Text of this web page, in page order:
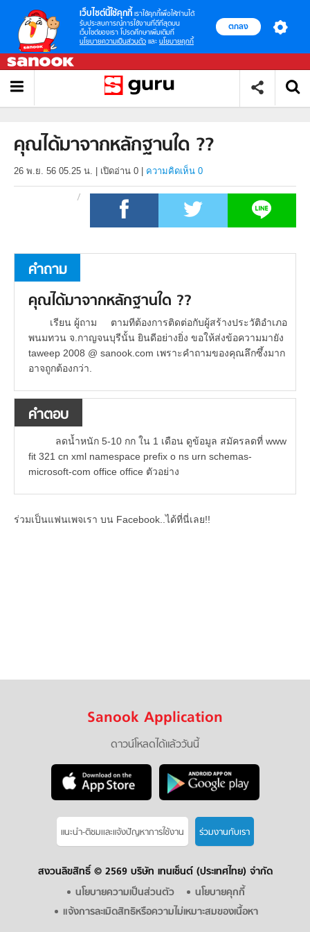
เว็บไซต์นี้ใช้คุกกี้ เราใช้คุกกี้เพื่อให้ท่านได้
รับประสบการณ์การใช้งานที่ดีที่สุดบน
เว็บไซต์ของเรา โปรดศึกษาเพิ่มเติมที่
นโยบายความเป็นส่วนตัว และ นโยบายคุกกี้
ตกลง
คุณได้มาจากหลักฐานใด ??
26 พ.ย. 56 05.25 น. เปิดอ่าน 0 ความคิดเห็น 0
คำถาม
คุณได้มาจากหลักฐานใด ??
เรียน ผู้ถาม ตามทีต้องการติดต่อกับผู้สร้างประวัติอำเภอ
พนมทวน จ.กาญจนบุรีนั้น ยินดีอย่างยิ่ง ขอให้ส่งข้อความมายัง
taweep 2008 @ sanook.com เพราะคำถามของคุณลึกซึ้งมาก
อาจถูกต้องกว่า.
คำตอบ
ลดน้ำหนัก 5-10 กก ใน 1 เดือน ดูข้อมูล สมัครลดที่ www
fit 321 cn xml namespace prefix o ns urn schemas-
microsoft-com office office ตัวอย่าง
ร่วมเป็นแฟนเพจเรา บน Facebook..ได้ที่นี่เลย!!
Sanook Application
ดาวน์โหลดได้แล้ววันนี้
แนะนำ-ติชมเเละแจ้งปัญหาการใช้งาน ร่วมงานกับเรา
สงวนลิขสิทธิ์ © 2569 บริษัท เทนเซ็นต์ (ประเทศไทย) จำกัด
นโยบายความเป็นส่วนตัว
นโยบายคุกกี้
แจ้งการละเมิดสิทธิหรือความไม่เหมาะสมของเนื้อหา